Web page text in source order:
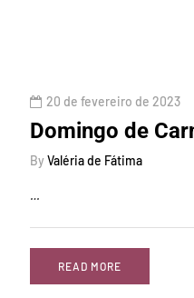
20 de fevereiro de 2023
Domingo de
By Valéria de Fátima
…
READ MORE